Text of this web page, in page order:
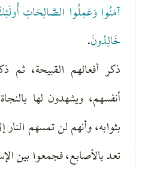
آمَنُوا وَعَمِلُوا الصَّالِحَاتِ
خَالِدُونَ.
ذكر أفعالهم القبيحة،
أنفسهم، ويشهدون لها
بثوابه، وأنهم لن تمسهم النار
تعد بالأصابع، فجمعوا بين